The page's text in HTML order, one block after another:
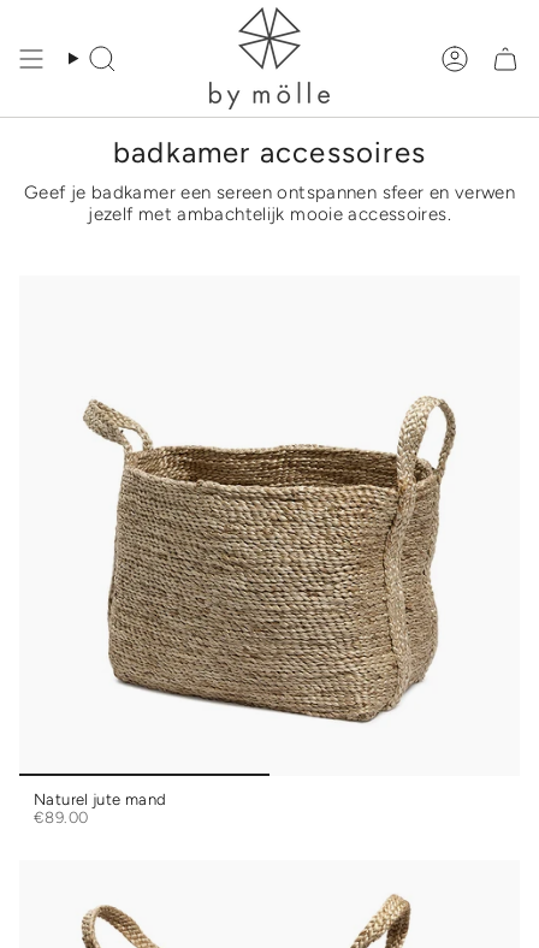
de
content
Zoeken
badkamer accessoires
Geef je badkamer een sereen ontspannen sfeer en verwen
jezelf met ambachtelijk mooie accessoires.
Naturel jute mand
€89.00